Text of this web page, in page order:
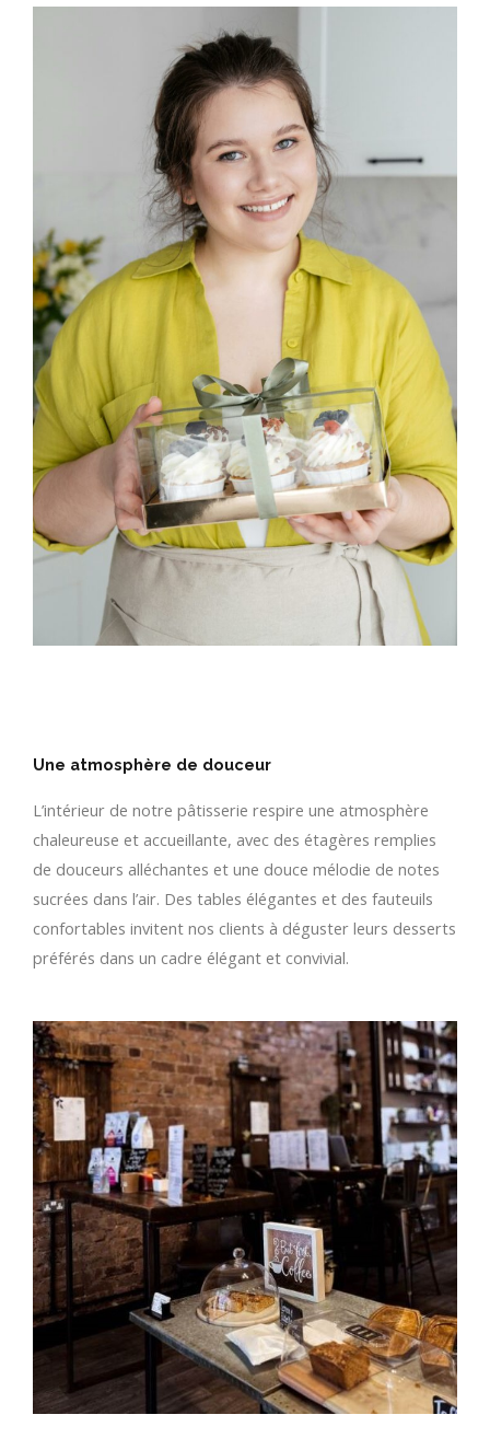
Une atmosphère de douceur
L’intérieur de notre pâtisserie respire une atmosphère
chaleureuse et accueillante, avec des étagères remplies
de douceurs alléchantes et une douce mélodie de notes
sucrées dans l’air. Des tables élégantes et des fauteuils
confortables invitent nos clients à déguster leurs desserts
préférés dans un cadre élégant et convivial.